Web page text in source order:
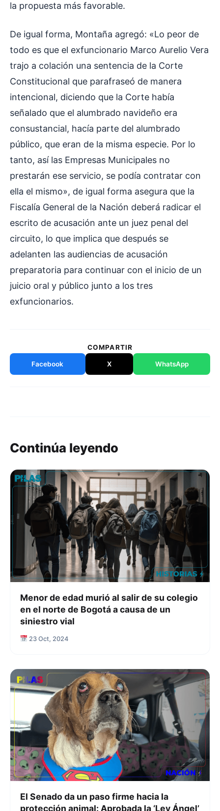
la propuesta más favorable.
De igual forma, Montaña agregó: «Lo peor de
todo es que el exfuncionario Marco Aurelio Vera
trajo a colación una sentencia de la Corte
Constitucional que parafraseó de manera
intencional, diciendo que la Corte había
señalado que el alumbrado navideño era
consustancial, hacía parte del alumbrado
público, que eran de la misma especie. Por lo
tanto, así las Empresas Municipales no
prestarán ese servicio, se podía contratar con
ella el mismo», de igual forma asegura que la
Fiscalía General de la Nación deberá radicar el
escrito de acusación ante un juez penal del
circuito, lo que implica que después se
adelanten las audiencias de acusación
preparatoria para continuar con el inicio de un
juicio oral y público junto a los tres
exfuncionarios.
COMPARTIR
Facebook X WhatsApp
Continúa leyendo
Menor de edad murió al salir de su colegio
en el norte de Bogotá a causa de un
siniestro vial
23 Oct, 2024
El Senado da un paso firme hacia la
protección animal: Aprobada la ‘Ley Ángel’